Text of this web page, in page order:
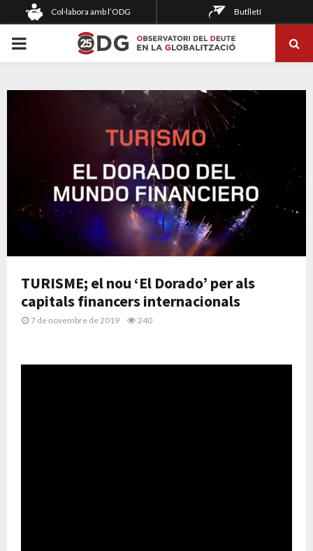
Col·labora amb l’ODG Butlletí
PRIMARY
TURISME; el nou ‘El Dorado’ per als
capitals financers internacionals
7 de novembre de 2019 240